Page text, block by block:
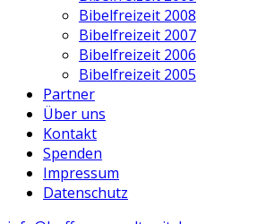
Bibelfreizeit 2008
Bibelfreizeit 2007
Bibelfreizeit 2006
Bibelfreizeit 2005
Partner
Über uns
Kontakt
Spenden
Impressum
Datenschutz